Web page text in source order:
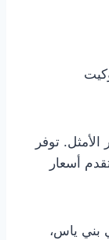
الأمثل. توفر
أسعار
بني ياس،